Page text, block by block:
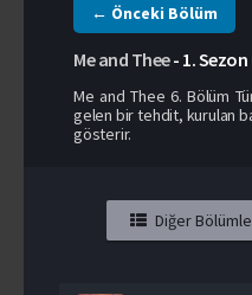
← Önceki Bölüm
Me and Thee- 1. Sezon
Me and Thee 6. Bölüm
gelen bir tehdit, kurulan
gösterir.
Diğer